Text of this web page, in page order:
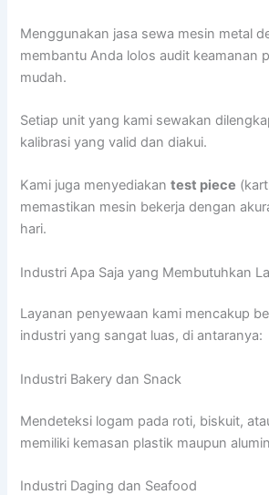
Menggunakan jasa sewa mesin metal
membantu Anda lolos audit keamanan
mudah.
Setiap unit yang kami sewakan
kalibrasi yang valid dan diakui.
Kami juga menyediakantest piece
memastikan mesin bekerja dengan
hari.
Industri Apa Saja yang Membutuhkan
Layanan penyewaan kami mencakup
industri yang sangat luas, di antaranya:
Industri Bakery dan Snack
Mendeteksi logam pada roti, biskuit,
memiliki kemasan plastik maupun
Industri Daging dan Seafood